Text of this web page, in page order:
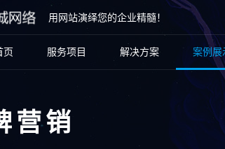
用网站演绎您的企业精髓！
页 服务项目 解决方案 案例展
营销